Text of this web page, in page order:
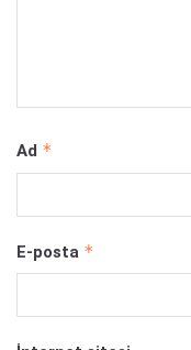
Ad *
E-posta *